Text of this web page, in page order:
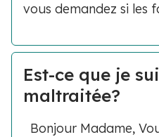
vous demandez si les
Est-ce que je
maltraitée?
Bonjour Madame,